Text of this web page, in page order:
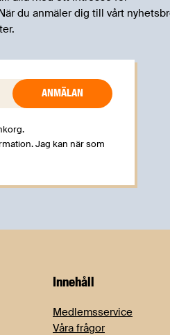
du anmäler dig till vårt
Jag kan när som
Innehåll
Medlemsservice
Våra frågor